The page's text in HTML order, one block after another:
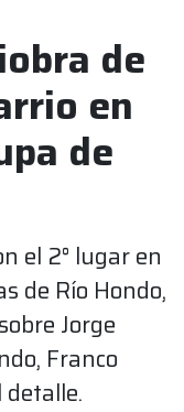
de
en
de
el 2° lugar en
de Río Hondo,
Jorge
Franco